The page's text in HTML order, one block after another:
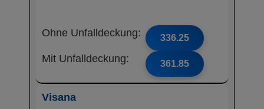
Ohne Unfalldeckung: 336.25
Mit Unfalldeckung: 361.85
Visana